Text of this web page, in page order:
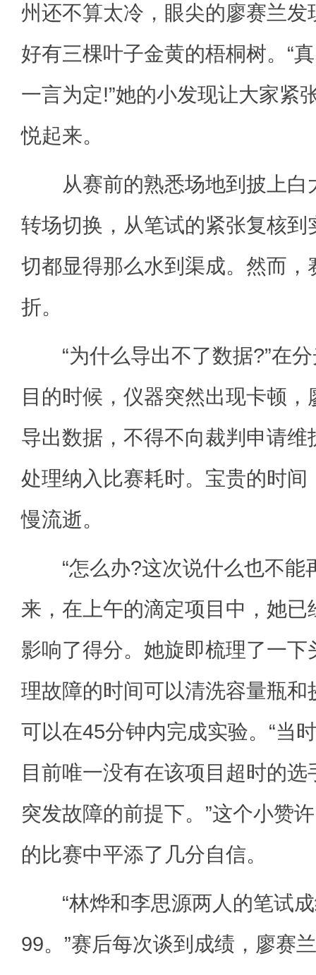
州还不算太冷，眼尖的廖赛兰发
好有三棵叶子金黄的梧桐树。“
一言为定!”她的小发现让大家紧
悦起来。
从赛前的熟悉场地到披上白
转场切换，从笔试的紧张复核到
切都显得那么水到渠成。然而，
折。
“为什么导出不了数据?”在分
目的时候，仪器突然出现卡顿
导出数据，不得不向裁判申请
处理纳入比赛耗时。宝贵的时间
慢流逝。
“怎么办?这次说什么也不能
来，在上午的滴定项目中，她
影响了得分。她旋即梳理了一
理故障的时间可以清洗容量瓶和
可以在45分钟内完成实验。“当
目前唯一没有在该项目超时的
突发故障的前提下。”这个小赞
的比赛中平添了几分自信。
“林烨和李思源两人的笔试成
99。”赛后每次谈到成绩，廖赛